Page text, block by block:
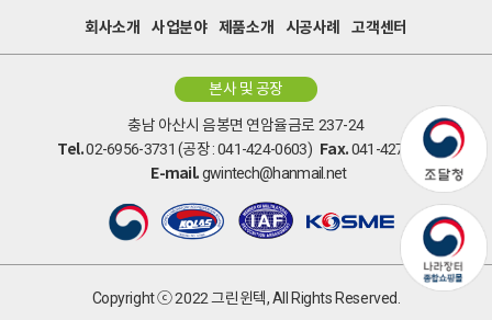
회사소개 사업분야 제품소개 시공사례 고객센터
본사 및 공장
충남 아산시 음봉면 연암율금로 237-24
Tel.02-6956-3731 (공장 : 041-424-0603) Fax.041-427-5269
E-mail.gwintech@hanmail.net
Copyright ⓒ 2022 그린윈텍,All Rights Reserved.